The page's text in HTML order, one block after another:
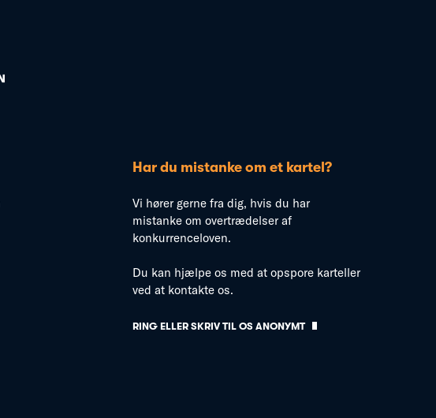
Har du mistanke om et kartel?
Vi hører gerne fra dig, hvis du har
mistanke om overtrædelser af
konkurrenceloven.
Du kan hjælpe os med at opspore karteller
ved at kontakte os.
RING ELLER SKRIV TIL OS ANONYMT